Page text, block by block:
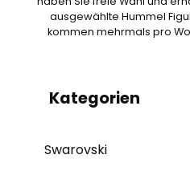
ausgewählte Hummel
kommen mehrmals pro
Kategorien
Swarovski